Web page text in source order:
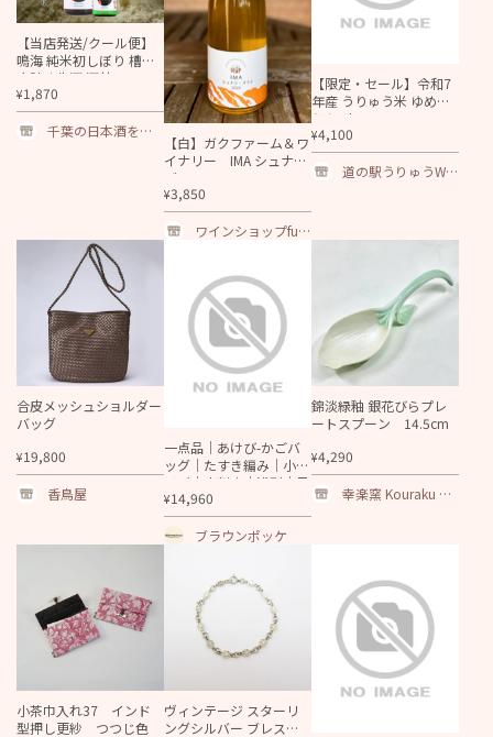
【当店発送/クール便】
鳴海 純米初しぼり 槽場
直詰め生酒 酒林ラベル
¥1,870
千葉の日本酒を通
【白】ガクファーム＆ワ
イナリー IMA シュナン
ブラン 2025
¥3,850
ワインショップfun
【限定・セール】令和7
年産 うりゅう米 ゆめぴ
りか 5kg
¥4,100
道の駅うりゅうWe
合皮メッシュショルダー
バッグ
¥19,800
香鳥屋
一点品｜あけび-かごバ
ッグ｜たすき編み｜小サ
イズ｜小判底｜浅型｜黒
あけび
¥14,960
ブラウンポッケ
錦淡緑釉 銀花びらプレ
ートスプーン 14.5cm
¥4,290
幸楽窯 Kouraku Kil
小茶巾入れ37 インド
型押し更紗 つつじ色
ヴィンテージ スターリ
ングシルバー ブレスレ